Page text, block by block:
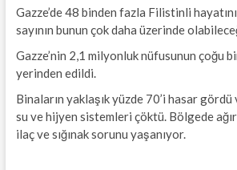
Gazze’de 48 binden fazla Filistinli
sayının bunun çok daha üzerinde
Gazze’nin 2,1 milyonluk nüfusunun çoğu
yerinden edildi.
Binaların yaklaşık yüzde 70’i hasar gördü
su ve hijyen sistemleri çöktü. Bölgede
ilaç ve sığınak sorunu yaşanıyor.